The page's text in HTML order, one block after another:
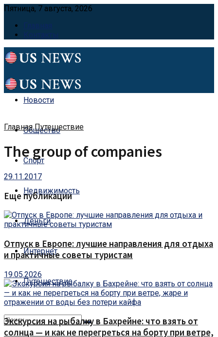
Пятница, 7 августа, 2026
Главная
Контакты
Новости
Общество
Спорт
Недвижимость
Деньги
Интернет
Путешествие
Главная Путешествие
The group of companies
29.11.2017
Еще публикации
Отпуск в Европе: лучшие направления для отдыха
и практичные советы туристам
19.05.2026
Экскурсия на рыбалку в Бахрейне: что взять от
солнца — и как не перегреться на борту при ветре,